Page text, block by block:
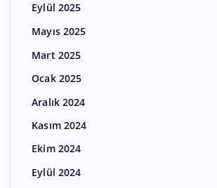
Eylül 2025
Mayıs 2025
Mart 2025
Ocak 2025
Aralık 2024
Kasım 2024
Ekim 2024
Eylül 2024